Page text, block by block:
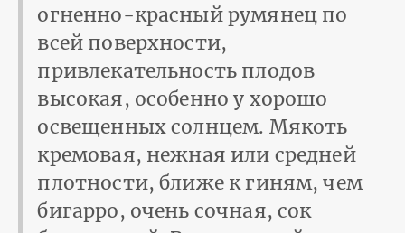
огненно-красный румянец по
всей поверхности,
привлекательность плодов
высокая, особенно у хорошо
освещенных солнцем. Мякоть
кремовая, нежная или средней
плотности, ближе к гиням, чем
бигарро, очень сочная, сок